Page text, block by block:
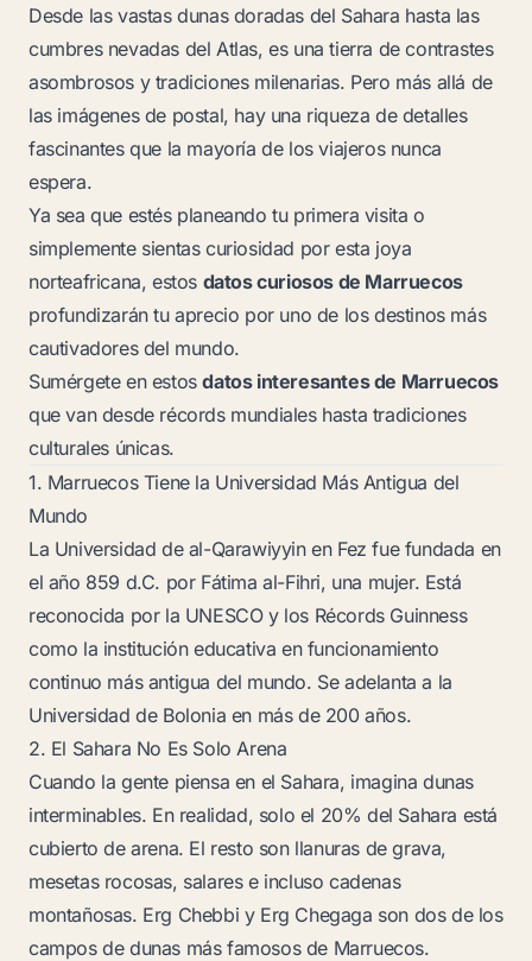
Desde las vastas dunas doradas del Sahara hasta las
cumbres nevadas del Atlas, es una tierra de contrastes
asombrosos y tradiciones milenarias. Pero más allá de
las imágenes de postal, hay una riqueza de detalles
fascinantes que la mayoría de los viajeros nunca
espera.
Ya sea que estés planeando tu primera visita o
simplemente sientas curiosidad por esta joya
norteafricana, estos datos curiosos de Marruecos
profundizarán tu aprecio por uno de los destinos más
cautivadores del mundo.
Sumérgete en estosdatos interesantes de Marruecos
que van desde récords mundiales hasta tradiciones
culturales únicas.
1. Marruecos Tiene la Universidad Más Antigua del
Mundo
La Universidad de al-Qarawiyyin en Fez fue fundada en
el año 859 d.C. por Fátima al-Fihri, una mujer. Está
reconocida por la UNESCO y los Récords Guinness
como la institución educativa en funcionamiento
continuo más antigua del mundo. Se adelanta a la
Universidad de Bolonia en más de 200 años.
2. El Sahara No Es Solo Arena
Cuando la gente piensa en el Sahara, imagina dunas
interminables. En realidad, solo el 20% del Sahara está
cubierto de arena. El resto son llanuras de grava,
mesetas rocosas, salares e incluso cadenas
montañosas. Erg Chebbi y Erg Chegaga son dos de los
campos de dunas más famosos de Marruecos.